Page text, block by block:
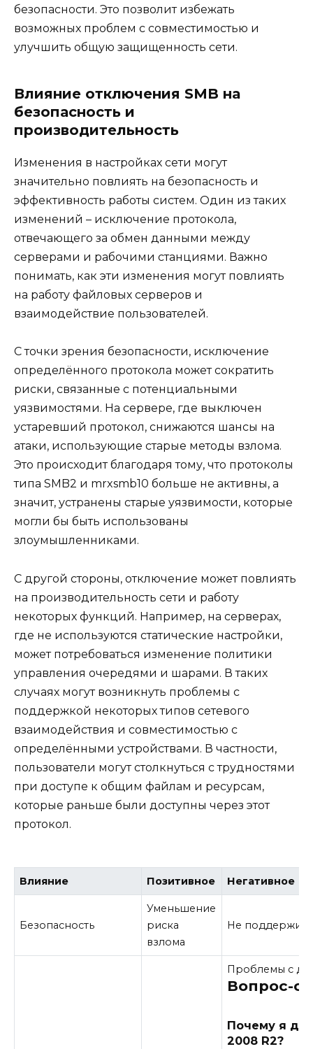
безопасности. Это позволит избежать
возможных проблем с совместимостью и
улучшить общую защищенность сети.
Влияние отключения SMB на
безопасность и
производительность
Изменения в настройках сети могут
значительно повлиять на безопасность и
эффективность работы систем. Один из таких
изменений – исключение протокола,
отвечающего за обмен данными между
серверами и рабочими станциями. Важно
понимать, как эти изменения могут повлиять
на работу файловых серверов и
взаимодействие пользователей.
С точки зрения безопасности, исключение
определённого протокола может сократить
риски, связанные с потенциальными
уязвимостями. На сервере, где выключен
устаревший протокол, снижаются шансы на
атаки, использующие старые методы взлома.
Это происходит благодаря тому, что протоколы
типа SMB2 и mrxsmb10 больше не активны, а
значит, устранены старые уязвимости, которые
могли бы быть использованы
злоумышленниками.
С другой стороны, отключение может повлиять
на производительность сети и работу
некоторых функций. Например, на серверах,
где не используются статические настройки,
может потребоваться изменение политики
управления очередями и шарами. В таких
случаях могут возникнуть проблемы с
поддержкой некоторых типов сетевого
взаимодействия и совместимостью с
определёнными устройствами. В частности,
пользователи могут столкнуться с трудностями
при доступе к общим файлам и ресурсам,
которые раньше были доступны через этот
протокол.
Влияние Позитивное Негативное
Безопасность
Уменьшение
риска
взлома
Не
Проблемы с
Вопрос-
Почему я
2008 R2?